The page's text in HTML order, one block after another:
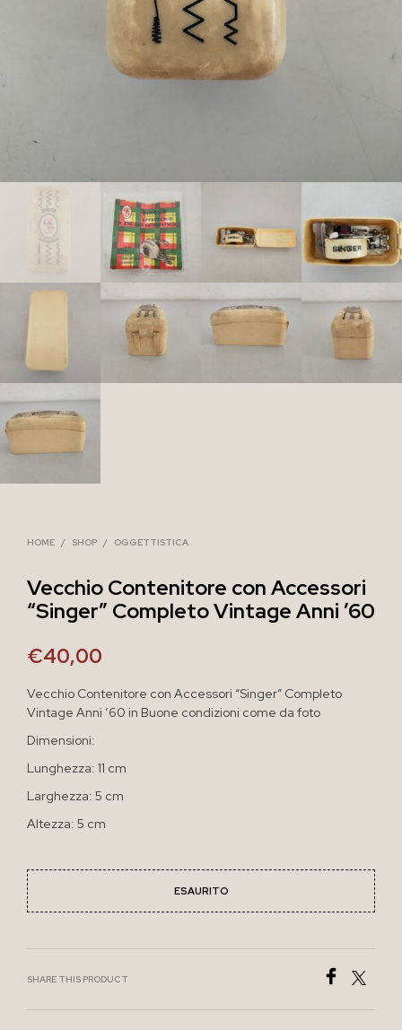
HOME / SHOP / OGGETTISTICA
Vecchio Contenitore con Accessori
“Singer” Completo Vintage Anni ’60
€40,00
Vecchio Contenitore con Accessori “Singer” Completo
Vintage Anni ’60 in Buone condizioni come da foto
Dimensioni:
Lunghezza: 11 cm
Larghezza: 5 cm
Altezza: 5 cm
ESAURITO
SHARE THIS PRODUCT